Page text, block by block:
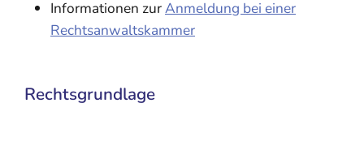
Informationen zurAnmeldung bei einer
Rechtsanwaltskammer
Rechtsgrundlage